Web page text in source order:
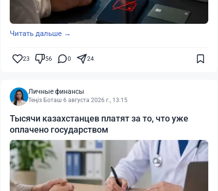
Читать дальше →
23 56 0 24
Личные финансы
Теңіз Боташ·6 августа 2026 г., 13:15
Тысячи казахстанцев платят за то, что уже
оплачено государством